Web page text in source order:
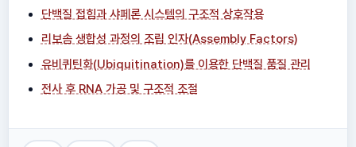
단백질 접힘과 샤페론 시스템의 구조적 상호작용
리보솜 생합성 과정의 조립 인자(Assembly Factors)
유비퀴틴화(Ubiquitination)를 이용한 단백질 품질 관리
전사 후 RNA 가공 및 구조적 조절